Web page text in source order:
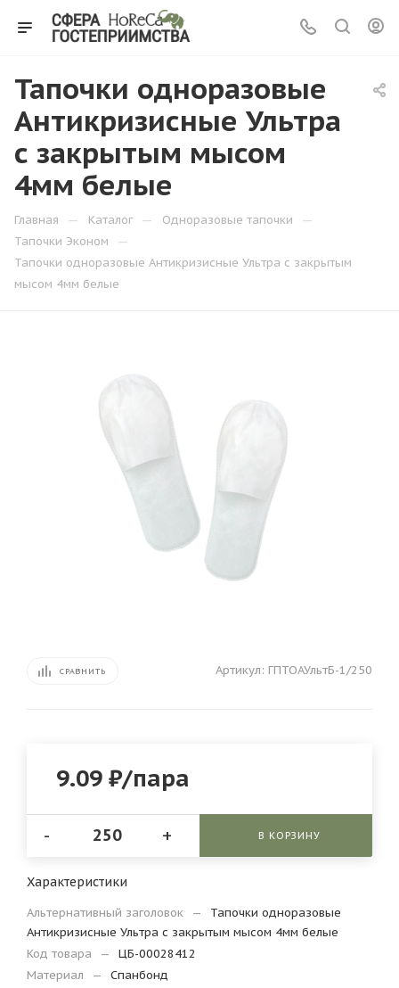
Тапочки одноразовые
Антикризисные Ультра
с закрытым мысом
4мм белые
Главная — Каталог — Одноразовые тапочки —
Тапочки Эконом —
Тапочки одноразовые Антикризисные Ультра с закрытым
мысом 4мм белые
СРАВНИТЬ Артикул: ГПТОАУльтБ-1/250
9.09 ₽/пара
- + В КОРЗИНУ
Характеристики
Альтернативный заголовок —
Тапочки одноразовые
Антикризисные Ультра с закрытым мысом 4мм белые
Код товара
—
ЦБ-00028412
Материал
—
Спанбонд